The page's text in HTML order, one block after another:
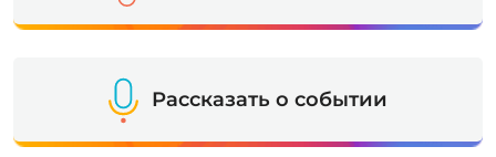
Рассказать о событии